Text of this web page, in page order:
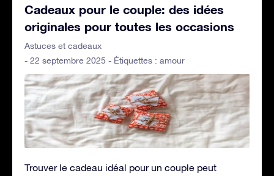
Cadeaux pour le couple: des idées
originales pour toutes les occasions
Astuces et cadeaux
- 22 septembre 2025 - Étiquettes : amour
Trouver le cadeau idéal pour un couple peut